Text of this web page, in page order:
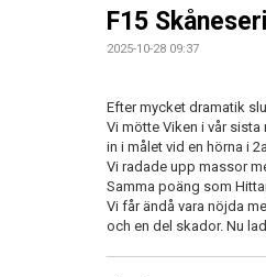
F15
2025-10-28 09:37
Efter mycket dramatik
Vi mötte Viken i vår
in i målet vid en hörna i
Vi radade upp massor
Samma poäng som
Vi får ändå vara nöjda
och en del skador. Nu